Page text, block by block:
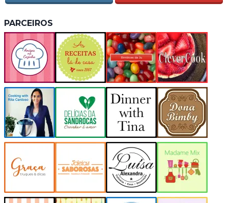
PARCEIROS